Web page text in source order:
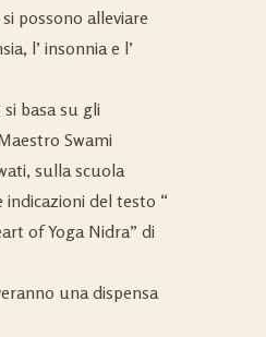
possono alleviare
l’ insonnia e l’
basa su gli
Swami
sulla scuola
indicazioni del testo “
of Yoga Nidra” di
una dispensa